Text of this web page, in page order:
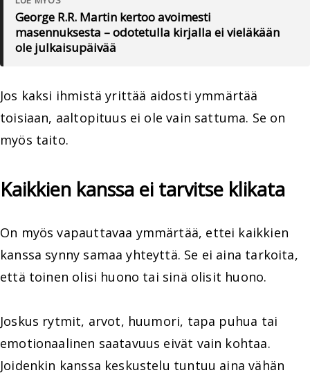
George R.R. Martin kertoo avoimesti
masennuksesta – odotetulla kirjalla ei vieläkään
ole julkaisupäivää
Jos kaksi ihmistä yrittää aidosti ymmärtää
toisiaan, aaltopituus ei ole vain sattuma. Se on
myös taito.
Kaikkien kanssa ei tarvitse klikata
On myös vapauttavaa ymmärtää, ettei kaikkien
kanssa synny samaa yhteyttä. Se ei aina tarkoita,
että toinen olisi huono tai sinä olisit huono.
Joskus rytmit, arvot, huumori, tapa puhua tai
emotionaalinen saatavuus eivät vain kohtaa.
Joidenkin kanssa keskustelu tuntuu aina vähän